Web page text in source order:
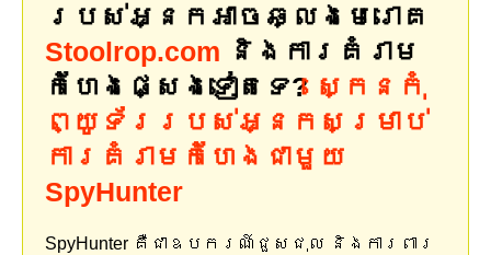
របស់អ្នកអាចឆ្លងមេរោគ
Stoolrop.com និងការគំរាម
កំហែងផ្សេងទៀតទេ? ស្កេនកុំ
ព្យូទ័ររបស់អ្នកសម្រាប់
ការគំរាមកំហែងជាមួយ
SpyHunter
SpyHunter គឺជាឧបករណ៍ជួសជុល និងការពារ